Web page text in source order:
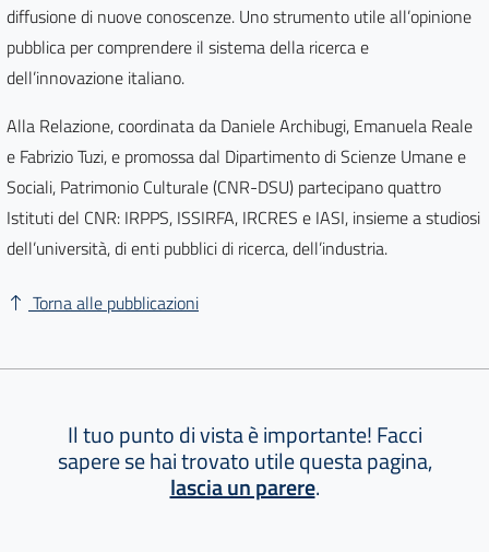
diffusione di nuove conoscenze. Uno strumento utile all’opinione
pubblica per comprendere il sistema della ricerca e
dell’innovazione italiano.
Alla Relazione, coordinata da Daniele Archibugi, Emanuela Reale
e Fabrizio Tuzi, e promossa dal Dipartimento di Scienze Umane e
Sociali, Patrimonio Culturale (CNR-DSU) partecipano quattro
Istituti del CNR: IRPPS, ISSIRFA, IRCRES e IASI, insieme a studiosi
dell’università, di enti pubblici di ricerca, dell’industria.
Torna alle pubblicazioni
Il tuo punto di vista è importante! Facci
sapere se hai trovato utile questa pagina,
lascia un parere.